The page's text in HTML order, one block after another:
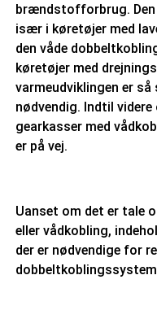
brændstofforbrug. Den
især i køretøjer med
den våde
køretøjer med
varmeudviklingen er
nødvendig. Indtil
gearkasser med
er på vej.
Uanset om det er tale
eller vådkobling,
der er nødvendige for